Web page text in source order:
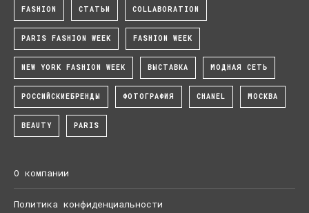
FASHION СТАТЬИ COLLABORATION
PARIS FASHION WEEK FASHION WEEK
NEW YORK FASHION WEEK ВЫСТАВКА МОДНАЯ СЕТЬ
РОССИЙСКИЕБРЕНДЫ ФОТОГРАФИЯ CHANEL МОСКВА
BEAUTY PARIS
О компании
Политика конфиденциальности